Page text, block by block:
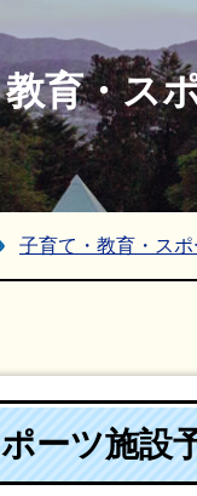
育・ス
子育て・教育・スポ
ーツ施設